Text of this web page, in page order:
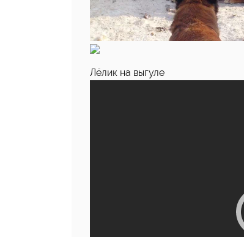
Лёлик на выгуле